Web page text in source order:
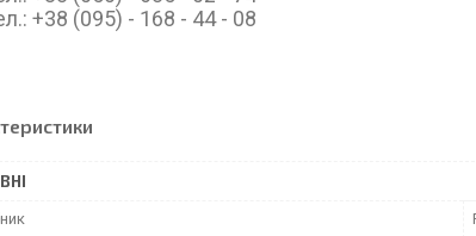
+38 (095) - 168 - 44 - 08